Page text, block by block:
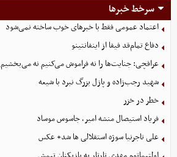
سرخط خبرها
اعتماد عمومی فقط با خبرهای خوب ساخته نمی‌شود
دفاع تمام‌قد فیفا از اینفانتینو
عراقچی: جنایت‌ها را نه فراموش می‌کنیم نه می‌بخشیم
شهید رجب‌زاده و پازل بزرگ نبرد با شیعه
خطر در خزر
فریاد استیصال منشه امیر، جاسوس موساد
علی تاجرنیا سوژه استقلالی‌ ها شد+ عکس